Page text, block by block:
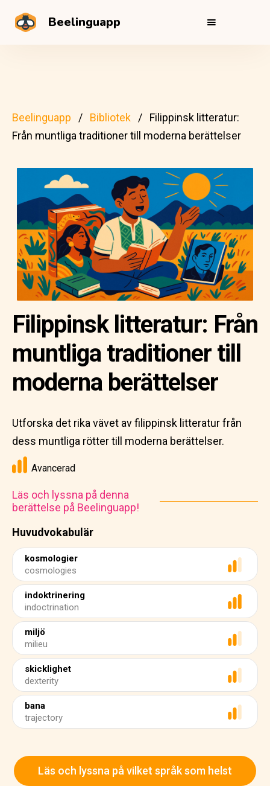
Beelinguapp
Beelinguapp Bibliotek
Filippinsk litteratur:
Från muntliga traditioner till moderna berättelser
Huvudvokabulär
kosmologier
cosmologies
indoktrinering
indoctrination
miljö
milieu
skicklighet
dexterity
bana
trajectory
Filippinsk litteratur: Från
muntliga traditioner till
moderna berättelser
Utforska det rika vävet av filippinsk litteratur från
dess muntliga rötter till moderna berättelser.
Avancerad
Läs och lyssna på denna
berättelse på Beelinguapp!
Läs och lyssna på vilket språk som helst